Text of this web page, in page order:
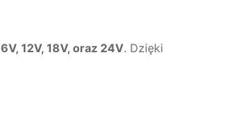
6V, 12V, 18V, oraz 24V. Dzięki